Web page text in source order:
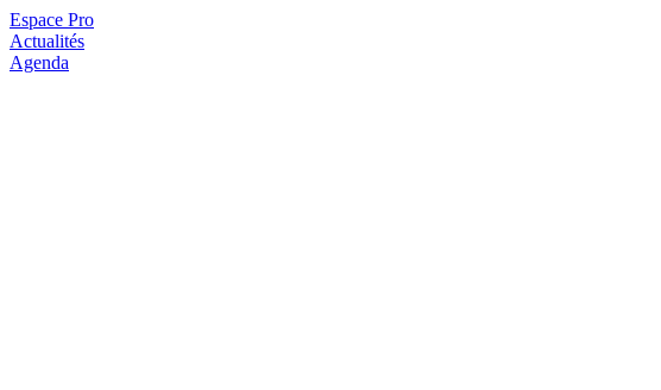
Espace Pro
Actualités
Agenda